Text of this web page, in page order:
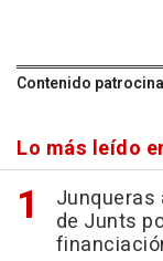
Contenido
Lo más leído
Junqueras
de Junts